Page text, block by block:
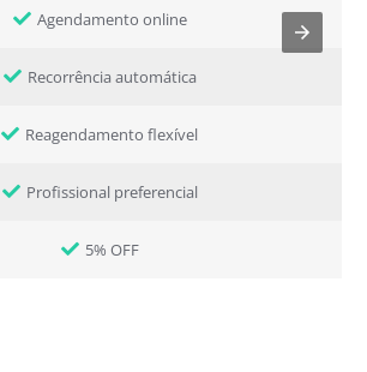
Agendamento online
Recorrência automática
Reagendamento flexível
Profissional preferencial
5% OFF